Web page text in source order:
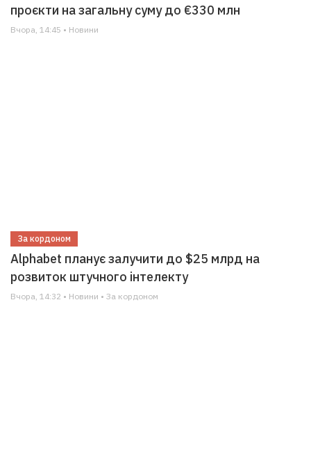
проєкти на загальну суму до €330 млн
Вчора, 14:45 • Новини
За кордоном
Alphabet планує залучити до $25 млрд на
розвиток штучного інтелекту
Вчора, 14:32 • Новини • За кордоном